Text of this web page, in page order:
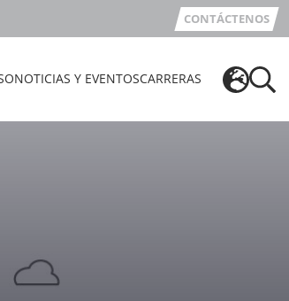
CONTÁCTENOS
NOTICIAS Y EVENTOSCARRERAS